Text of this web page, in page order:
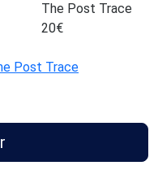
The Post Trace
20€
Post Trace